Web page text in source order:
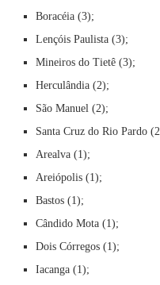
Boracéia (3);
Lençóis Paulista (3);
Mineiros do Tietê (3);
Herculândia (2);
São Manuel (2);
Santa Cruz do Rio Pardo
Arealva (1);
Areiópolis (1);
Bastos (1);
Cândido Mota (1);
Dois Córregos (1);
Iacanga (1);